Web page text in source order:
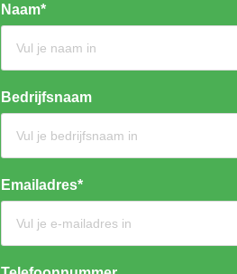
Naam*
Bedrijfsnaam
Emailadres*